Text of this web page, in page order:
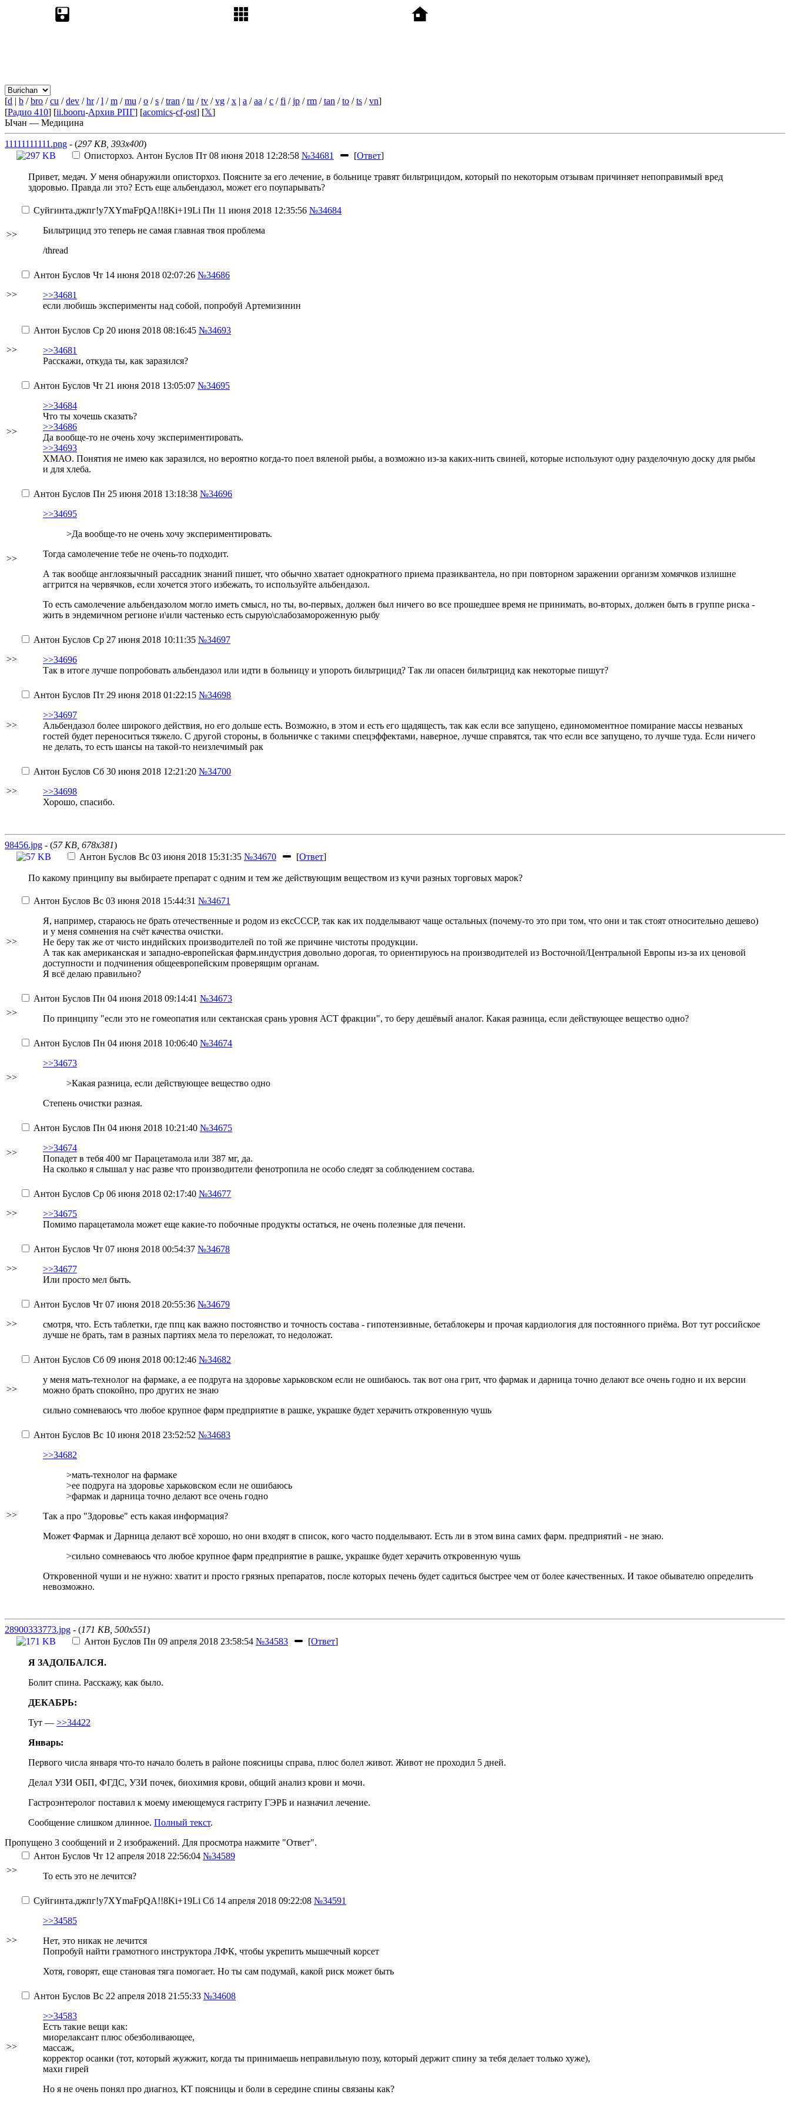
[d | b /bro /cu /dev /hr/l /m /mu /o /s /tran /tu /tv /vg /x | a /aa /c /fi /jp /rm /tan /to /ts /vn]
[Радио 410] [ii.booru-Архив РПГ] [acomics-cf-ost] [𝕏]
Ычан — Медицина
11111111111.png - (297 KB, 393x400)
Описторхоз. Антон Буслов Пт 08 июня 2018 12:28:58 №34681 [Ответ]
Привет, медач. У меня обнаружили описторхоз. Поясните за его лечение, в больнице травят бильтрицидом, который по некоторым отзывам причиняет непоправимый вред
здоровью. Правда ли это? Есть еще альбендазол, может его поупарывать?
>>
Суйгинта.джпг!y7XYmaFpQA!!8Ki+19Li Пн 11 июня 2018 12:35:56 №34684
Бильтрицид это теперь не самая главная твоя проблема
/thread
>>
Антон Буслов Чт 14 июня 2018 02:07:26 №34686
>>34681
если любишь эксперименты над собой, попробуй Артемизинин
>>
Антон Буслов Ср 20 июня 2018 08:16:45 №34693
>>34681
Расскажи, откуда ты, как заразился?
>>
Антон Буслов Чт 21 июня 2018 13:05:07 №34695
>>34684
Что ты хочешь сказать?
>>34686
Да вообще-то не очень хочу экспериментировать.
>>34693
ХМАО. Понятия не имею как заразился, но вероятно когда-то поел вяленой рыбы, а возможно из-за каких-нить свиней, которые используют одну разделочную доску для рыбы
и для хлеба.
>>
Антон Буслов Пн 25 июня 2018 13:18:38 №34696
>>34695
>Да вообще-то не очень хочу экспериментировать.
Тогда самолечение тебе не очень-то подходит.
А так вообще англоязычный рассадник знаний пишет, что обычно хватает однократного приема празиквантела, но при повторном заражении организм хомячков излишне
аггрится на червячков, если хочется этого избежать, то используйте альбендазол.
То есть самолечение альбендазолом могло иметь смысл, но ты, во-первых, должен был ничего во все прошедшее время не принимать, во-вторых, должен быть в группе риска -
жить в эндемичном регионе и\или частенько есть сырую\слабозамороженную рыбу
>>
Антон Буслов Ср 27 июня 2018 10:11:35 №34697
>>34696
Так в итоге лучше попробовать альбендазол или идти в больницу и упороть бильтрицид? Так ли опасен бильтрицид как некоторые пишут?
>>
Антон Буслов Пт 29 июня 2018 01:22:15 №34698
>>34697
Альбендазол более широкого действия, но его дольше есть. Возможно, в этом и есть его щадящесть, так как если все запущено, единомоментное помирание массы незваных
гостей будет переноситься тяжело. С другой стороны, в больничке с такими спецэффектами, наверное, лучше справятся, так что если все запущено, то лучше туда. Если ничего
не делать, то есть шансы на такой-то неизлечимый рак
>>
Антон Буслов Сб 30 июня 2018 12:21:20 №34700
>>34698
Хорошо, спасибо.
98456.jpg - (57 KB, 678x381)
Антон Буслов Вс 03 июня 2018 15:31:35 №34670 [Ответ]
По какому принципу вы выбираете препарат с одним и тем же действующим веществом из кучи разных торговых марок?
>>
Антон Буслов Вс 03 июня 2018 15:44:31 №34671
Я, например, стараюсь не брать отечественные и родом из ексСССР, так как их подделывают чаще остальных (почему-то это при том, что они и так стоят относительно дешево)
и у меня сомнения на счёт качества очистки.
Не беру так же от чисто индийских производителей по той же причине чистоты продукции.
А так как американская и западно-европейская фарм.индустрия довольно дорогая, то ориентируюсь на производителей из Восточной/Центральной Европы из-за их ценовой
доступности и подчинения общеевропейским проверящим органам.
Я всё делаю правильно?
>>
Антон Буслов Пн 04 июня 2018 09:14:41 №34673
По принципу "если это не гомеопатия или сектанская срань уровня АСТ фракции", то беру дешёвый аналог. Какая разница, если действующее вещество одно?
>>
Антон Буслов Пн 04 июня 2018 10:06:40 №34674
>>34673
>Какая разница, если действующее вещество одно
Степень очистки разная.
>>
Антон Буслов Пн 04 июня 2018 10:21:40 №34675
>>34674
Попадет в тебя 400 мг Парацетамола или 387 мг, да.
На сколько я слышал у нас разве что производители фенотропила не особо следят за соблюдением состава.
>>
Антон Буслов Ср 06 июня 2018 02:17:40 №34677
>>34675
Помимо парацетамола может еще какие-то побочные продукты остаться, не очень полезные для печени.
>>
Антон Буслов Чт 07 июня 2018 00:54:37 №34678
>>34677
Или просто мел быть.
>>
Антон Буслов Чт 07 июня 2018 20:55:36 №34679
смотря, что. Есть таблетки, где ппц как важно постоянство и точность состава - гипотензивные, бетаблокеры и прочая кардиология для постоянного приёма. Вот тут российское
лучше не брать, там в разных партиях мела то переложат, то недоложат.
>>
Антон Буслов Сб 09 июня 2018 00:12:46 №34682
у меня мать-технолог на фармаке, а ее подруга на здоровье харьковском если не ошибаюсь. так вот она грит, что фармак и дарница точно делают все очень годно и их версии
можно брать спокойно, про других не знаю
сильно сомневаюсь что любое крупное фарм предприятие в рашке, украшке будет херачить откровенную чушь
>>
Антон Буслов Вс 10 июня 2018 23:52:52 №34683
>>34682
>мать-технолог на фармаке
>ее подруга на здоровье харьковском если не ошибаюсь
>фармак и дарница точно делают все очень годно
Так а про "Здоровье" есть какая информация?
Может Фармак и Дарница делают всё хорошо, но они входят в список, кого часто подделывают. Есть ли в этом вина самих фарм. предприятий - не знаю.
>сильно сомневаюсь что любое крупное фарм предприятие в рашке, украшке будет херачить откровенную чушь
Откровенной чуши и не нужно: хватит и просто грязных препаратов, после которых печень будет садиться быстрее чем от более качественных. И такое обывателю определить
невозможно.
28900333773.jpg - (171 KB, 500x551)
Антон Буслов Пн 09 апреля 2018 23:58:54 №34583 [Ответ]
Я ЗАДОЛБАЛСЯ.
Болит спина. Расскажу, как было.
ДЕКАБРЬ:
Тут — >>34422
Январь:
Первого числа января что-то начало болеть в районе поясницы справа, плюс болел живот. Живот не проходил 5 дней.
Делал УЗИ ОБП, ФГДС, УЗИ почек, биохимия крови, общий анализ крови и мочи.
Гастроэнтеролог поставил к моему имеющемуся гастриту ГЭРБ и назначил лечение.
Сообщение слишком длинное. Полный текст.
Пропущено 3 сообщений и 2 изображений. Для просмотра нажмите "Ответ".
>>
Антон Буслов Чт 12 апреля 2018 22:56:04 №34589
То есть это не лечится?
>>
Суйгинта.джпг!y7XYmaFpQA!!8Ki+19Li Сб 14 апреля 2018 09:22:08 №34591
>>34585
Нет, это никак не лечится
Попробуй найти грамотного инструктора ЛФК, чтобы укрепить мышечный корсет
Хотя, говорят, еще становая тяга помогает. Но ты сам подумай, какой риск может быть
>>
Антон Буслов Вс 22 апреля 2018 21:55:33 №34608
>>34583
Есть такие вещи как:
миорелаксант плюс обезболивающее,
массаж,
корректор осанки (тот, который жужжит, когда ты принимаешь неправильную позу, который держит спину за тебя делает только хуже),
махи гирей
Но я не очень понял про диагноз, КТ поясницы и боли в середине спины связаны как?